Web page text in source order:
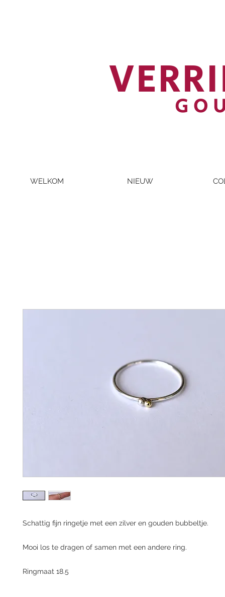
WELKOM NIEUW
Schattig fijn ringetje met een zilver en gouden bubbeltje.
Mooi los te dragen of samen met een andere ring.
Ringmaat 18.5